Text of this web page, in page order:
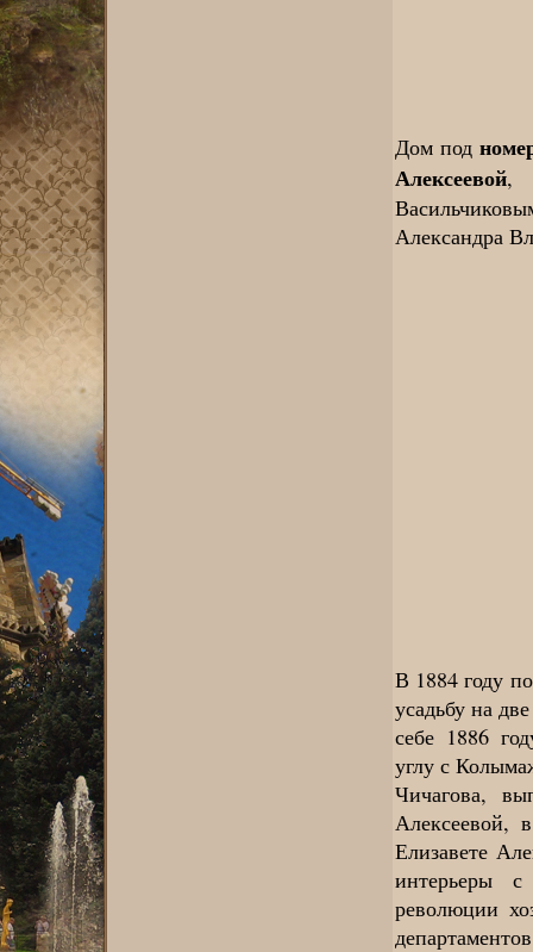
Дом под
Алексеевой,
Александра
В 1884 году
усадьбу на
себе 1886
углу с
Чичагова,
Алексеевой,
Елизавете
интерьеры
революции